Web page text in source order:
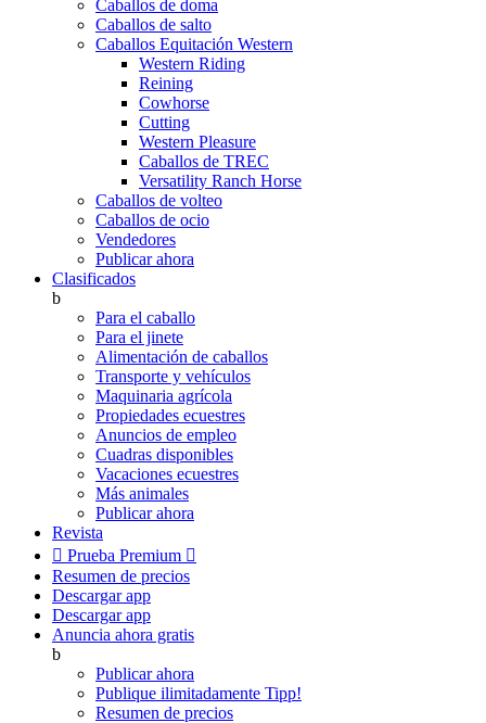
Caballos de doma
Caballos de salto
Caballos Equitación Western
Western Riding
Reining
Cowhorse
Cutting
Western Pleasure
Caballos de TREC
Versatility Ranch Horse
Caballos de volteo
Caballos de ocio
Vendedores
Publicar ahora
Clasificados
b
Para el caballo
Para el jinete
Alimentación de caballos
Transporte y vehículos
Maquinaria agrícola
Propiedades ecuestres
Anuncios de empleo
Cuadras disponibles
Vacaciones ecuestres
Más animales
Publicar ahora
Revista
 Prueba Premium 
Resumen de precios
Descargar app
Descargar app
Anuncia ahora gratis
b
Publicar ahora
Publique ilimitadamente Tipp!
Resumen de precios